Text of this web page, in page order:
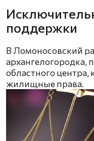
поддержки
В Ломоносовский
областного центра,
жилищные права.